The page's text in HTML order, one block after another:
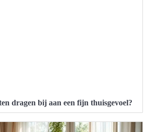
dragen bij aan een fijn thuisgevoel?